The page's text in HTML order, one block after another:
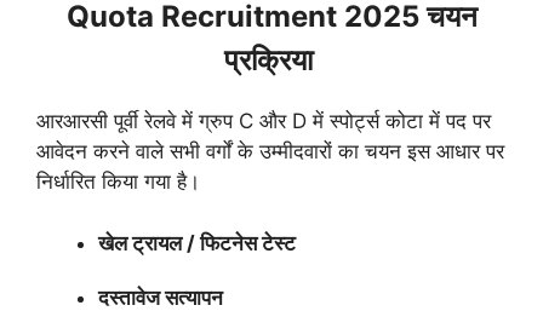
Quota Recruitment 2025 चयन
प्रक्रिया
आरआरसी पूर्वी रेलवे में ग्रुप C और D में स्पोर्ट्स कोटा में पद पर
आवेदन करने वाले सभी वर्गों के उम्मीदवारों का चयन इस आधार पर
निर्धारित किया गया है।
खेल ट्रायल / फिटनेस टेस्ट
दस्तावेज सत्यापन